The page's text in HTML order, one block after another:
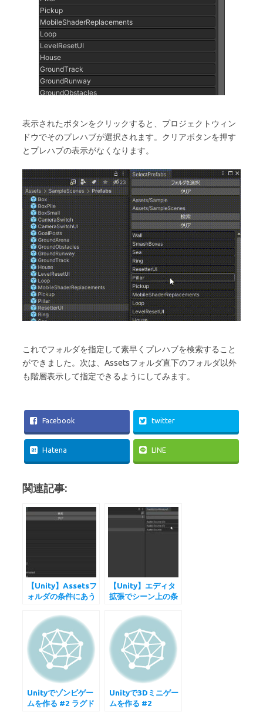
表示されたボタンをクリックすると、プロジェクトウィン
ドウでそのプレハブが選択されます。クリアボタンを押す
とプレハブの表示がなくなります。
これでフォルダを指定して素早くプレハブを検索すること
ができました。次は、Assetsフォルダ直下のフォルダ以外
も階層表示して指定できるようにしてみます。
Facebook twitter
Hatena LINE
関連記事:
【Unity】Assetsフ
ォルダの条件にあう
ウィンドウに表示す
る
【Unity】エディタ
拡張でシーン上の条
ジェクトのリストを
表示する
Unityでゾンビゲー
ムを作る #2 ラグド
Unityで3Dミニゲー
ムを作る #2